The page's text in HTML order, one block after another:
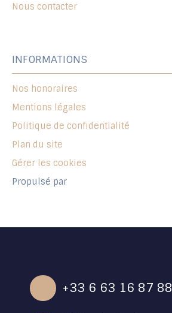
Nous contacter
INFORMATIONS
Nos honoraires
Mentions légales
Politique de confidentialité
Plan du site
Gérer les cookies
Propulsé par
+33 6 63 16 87 88